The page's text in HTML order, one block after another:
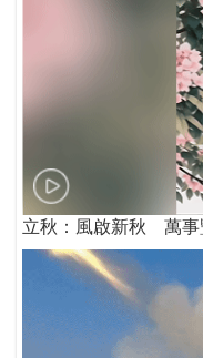
立秋：風啟新秋 萬事